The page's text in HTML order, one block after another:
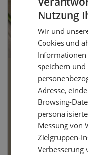
Bio-Artikel
Dossier Bio-
Nutzung
Wir und
Cookies und
Informationen
speichern
Adresse,
Browsing-
Messung von
Zielgruppen-
Verbesserung